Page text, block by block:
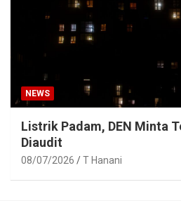
NEWS
Listrik Padam, DEN Minta
Diaudit
08/07/2026 T Hanani